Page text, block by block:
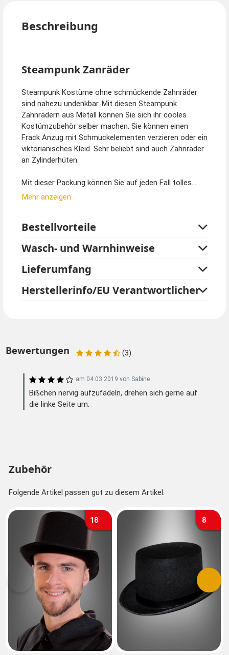
Beschreibung
Steampunk Zanräder
Steampunk Kostüme ohne schmückende Zahnräder
sind nahezu undenkbar. Mit diesen Steampunk
Zahnrädern aus Metall können Sie sich ihr cooles
Kostümzubehör selber machen. Sie können einen
Frack Anzug mit Schmuckelementen verzieren oder ein
viktorianisches Kleid. Sehr beliebt sind auch Zahnräder
an Zylinderhüten.
Mit dieser Packung können Sie auf jeden Fall tolles
Accessoires für das nächste Steampunk Event
auf ein Satinband oder Lederbändel aufgefädelt. In
Verkleidung.
Packung mit ca. 11-15 Zahnrädern und Zierscheiben in
verschiedenen Größen. Inhalt kann variieren.
Durchmesser von ca. 0,5 cm - 3,5 cm.
Mehr anzeigen
Bestellvorteile
Wasch- und Warnhinweise
Lieferumfang
Herstellerinfo/EU Verantwortlicher
Bewertungen (3)
am 04.03.2019 von Sabine
Bißchen nervig aufzufädeln, drehen sich gerne auf
die linke Seite um.
Zubehör
Folgende Artikel passen gut zu diesem Artikel.
18 8
Vorherige